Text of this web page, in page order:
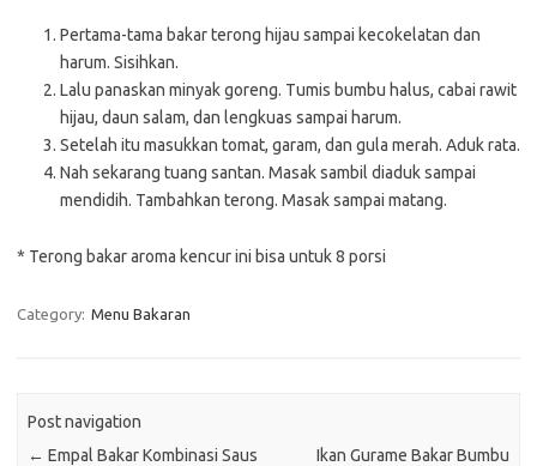
Pertama-tama bakar terong hijau sampai kecokelatan dan
harum. Sisihkan.
Lalu panaskan minyak goreng. Tumis bumbu halus, cabai rawit
hijau, daun salam, dan lengkuas sampai harum.
Setelah itu masukkan tomat, garam, dan gula merah. Aduk rata.
Nah sekarang tuang santan. Masak sambil diaduk sampai
mendidih. Tambahkan terong. Masak sampai matang.
* Terong bakar aroma kencur ini bisa untuk 8 porsi
Category: Menu Bakaran
Post navigation
← Empal Bakar Kombinasi Saus
Ikan Gurame Bakar Bumbu